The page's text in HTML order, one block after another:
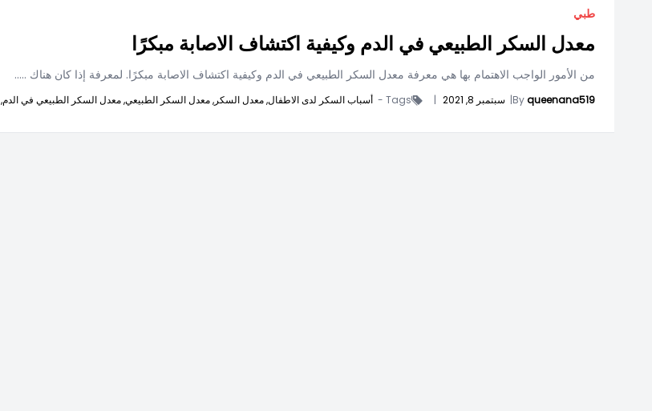
طبي
معدل السكر الطبيعي في الدم وكيفية اكتشاف الاصابة مبكرًا
من الأمور الواجب الاهتمام بها هي معرفة معدل السكر الطبيعي في الدم وكيفية اكتشاف الاصابة مبكرًا. لمعرفة إذا كان هناك .....
Byqueenana519
| سبتمبر 8, 2021 |
Tags - أسباب السكر لدى الاطفال,معدل السكر,معدل السكر الطبيعي,معدل السكر الطبيعي في الدم,